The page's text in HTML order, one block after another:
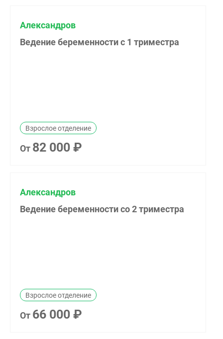
Александров
Ведение беременности с 1 триместра
Взрослое отделение
От 82 000 ₽
Александров
Ведение беременности со 2 триместра
Взрослое отделение
От 66 000 ₽